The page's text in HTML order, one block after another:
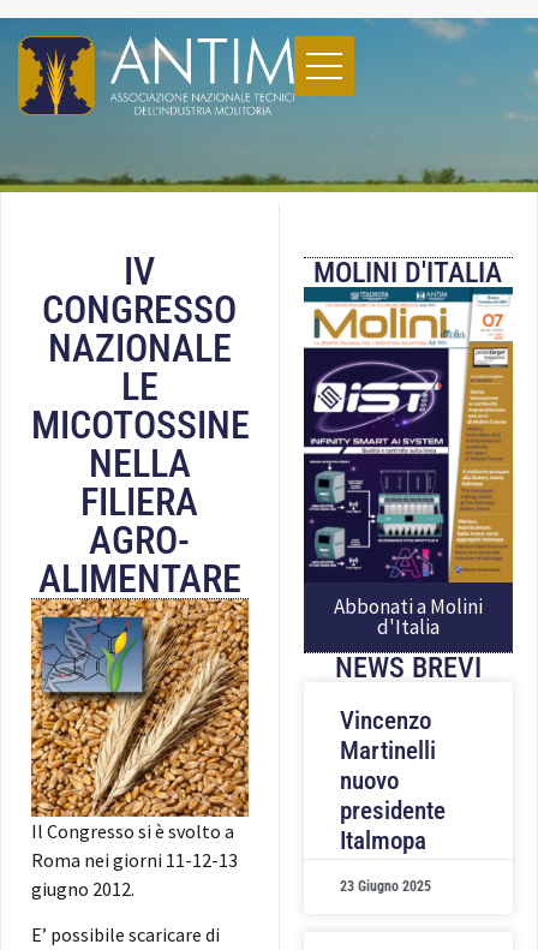
IV
CONGRESSO
NAZIONALE
LE
MICOTOSSINE
NELLA
FILIERA
AGRO-
ALIMENTARE
Il Congresso si è svolto a
Roma nei giorni 11-12-13
giugno 2012.
E’ possibile scaricare di
MOLINI D'ITALIA
Abbonati a Molini
d'Italia
NEWS BREVI
Vincenzo
Martinelli
nuovo
presidente
Italmopa
23 Giugno 2025